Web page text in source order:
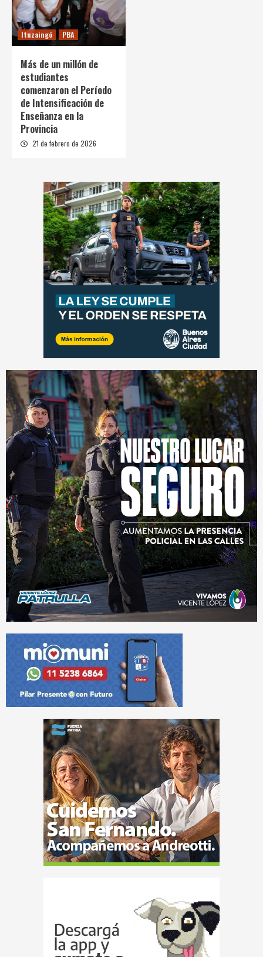
Ituzaingó PBA
Más de un millón de
estudiantes
comenzaron el Período
de Intensificación de
Enseñanza en la
Provincia
21 de febrero de 2026